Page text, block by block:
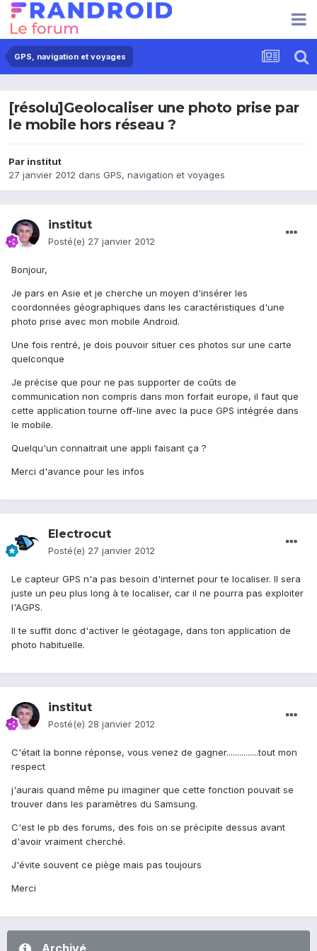
GPS, navigation et voyages
[résolu]Geolocaliser une photo prise par
le mobile hors réseau ?
Par institut
27 janvier 2012 dans GPS, navigation et voyages
institut
Posté(e) 27 janvier 2012
Bonjour,
Je pars en Asie et je cherche un moyen d'insérer les
coordonnées géographiques dans les caractéristiques d'une
photo prise avec mon mobile Android.
Une fois rentré, je dois pouvoir situer ces photos sur une carte
quelconque
Je précise que pour ne pas supporter de coûts de
communication non compris dans mon forfait europe, il faut que
cette application tourne off-line avec la puce GPS intégrée dans
le mobile.
Quelqu'un connaitrait une appli faisant ça ?
Merci d'avance pour les infos
Electrocut
Posté(e) 27 janvier 2012
Le capteur GPS n'a pas besoin d'internet pour te localiser. Il sera
juste un peu plus long à te localiser, car il ne pourra pas exploiter
l'AGPS.
Il te suffit donc d'activer le géotagage, dans ton application de
photo habituelle.
institut
Posté(e) 28 janvier 2012
C'était la bonne réponse, vous venez de gagner...............tout mon
respect
j'aurais quand même pu imaginer que cette fonction pouvait se
trouver dans les paramètres du Samsung.
C'est le pb des forums, des fois on se précipite dessus avant
d'avoir vraiment cherché.
J'évite souvent ce piège mais pas toujours
Merci